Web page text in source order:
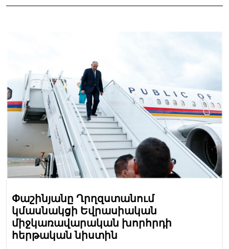
Փաշինյանը Ղրղզստանում
կմասնակցի Եվրասիական
միջկառավարական խորհրդի
հերթական նիստին